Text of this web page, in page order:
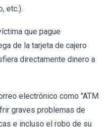
etc.).
que pague
de la tarjeta de cajero
directamente dinero a
electrónico como "ATM
graves problemas de
e incluso el robo de su